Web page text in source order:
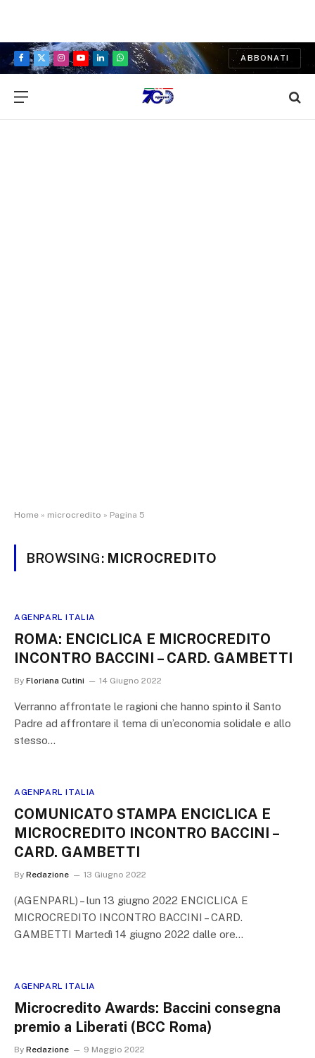
Facebook
X
Instagram
YouTubeLinkedInWhatsApp
ABBONATI
Home » microcredito » Pagina 5
BROWSING: MICROCREDITO
AGENPARL ITALIA
ROMA: ENCICLICA E MICROCREDITO
INCONTRO BACCINI – CARD. GAMBETTI
By Floriana Cutini 14 Giugno 2022
Verranno affrontate le ragioni che hanno spinto il Santo
Padre ad affrontare il tema di un’economia solidale e allo
stesso…
AGENPARL ITALIA
COMUNICATO STAMPA ENCICLICA E
MICROCREDITO INCONTRO BACCINI –
CARD. GAMBETTI
By Redazione 13 Giugno 2022
(AGENPARL) – lun 13 giugno 2022 ENCICLICA E
MICROCREDITO INCONTRO BACCINI – CARD.
GAMBETTI Martedì 14 giugno 2022 dalle ore…
AGENPARL ITALIA
Microcredito Awards: Baccini consegna
premio a Liberati (BCC Roma)
By Redazione 9 Maggio 2022